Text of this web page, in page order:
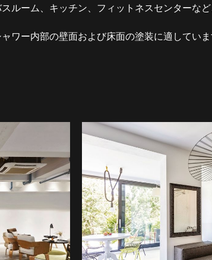
スルーム、キッチン、フィットネスセンター
ャワー内部の壁面および床面の塗装に適していま